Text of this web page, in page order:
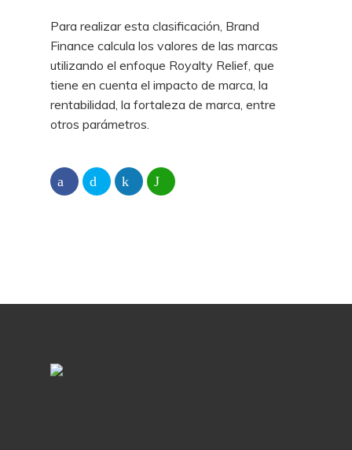
Para realizar esta clasificación, Brand
Finance calcula los valores de las marcas
utilizando el enfoque Royalty Relief, que
tiene en cuenta el impacto de marca, la
rentabilidad, la fortaleza de marca, entre
otros parámetros.